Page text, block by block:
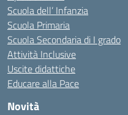
Scuola dell’ Infanzia
Scuola Primaria
Scuola Secondaria di I grado
Attività Inclusive
Uscite didattiche
Educare alla Pace
Novità